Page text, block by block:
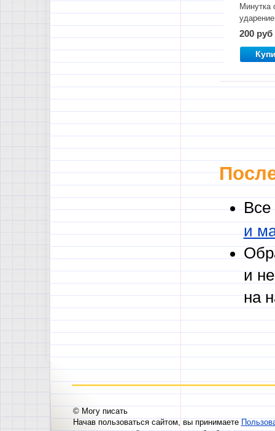
Минутка
200 руб
Все
и
и
на
© Могу писать
Начав пользоваться сайтом, вы принимаете